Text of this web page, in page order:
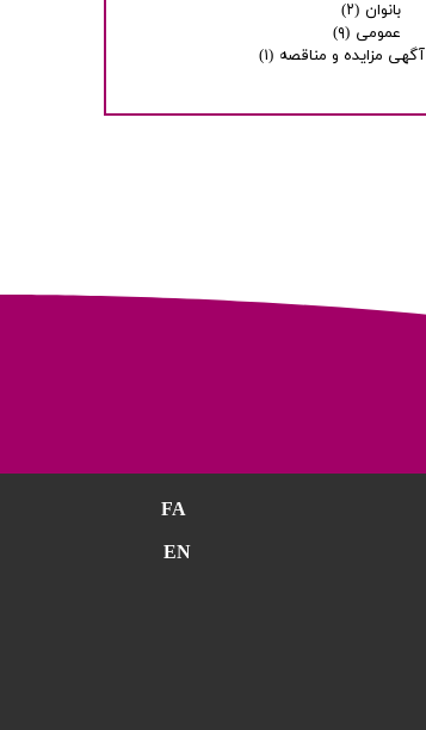
بانوان (۲)
عمومی (۹)
آگهی مزایده و مناقصه (۱)
FA